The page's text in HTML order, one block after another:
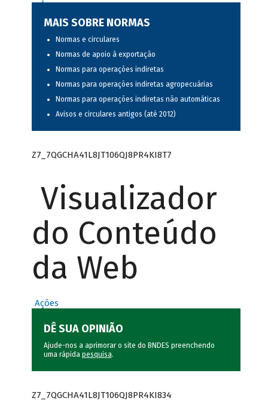
MAIS SOBRE NORMAS
Normas e circulares
Normas de apoio à exportação
Normas para operações indiretas
Normas para operações indiretas agropecuárias
Normas para operações indiretas não automáticas
Avisos e circulares antigos (até 2012)
Z7_7QGCHA41L8JT106QJ8PR4KI8T7
Visualizador
do Conteúdo
da Web
Ações
DÊ SUA OPINIÃO
Ajude-nos a aprimorar o site do BNDES preenchendo
uma rápida pesquisa.
Z7_7QGCHA41L8JT106QJ8PR4KI834